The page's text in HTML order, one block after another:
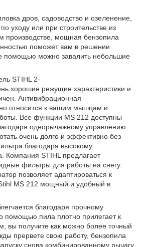
дров, садоводство и озеленение,
уходу или при строительстве из
производстве, мощная бензопила
поможет вам в решении
помощью можно завалить небольшие
STIHL 2-
хорошие режущие характеристики и
Антивибрационная
относится к вашим мышцам и
Все функции MS 212 доступны
однорычажному управлению.
очень долго и эффективно без
благодаря высокому
Компания STIHL предлагает
фильтры для работы на снегу.
позволяет адаптироваться к
MS 212 мощный и удобный в
благодаря прочному
помощью пила плотно прилегает к
вы получите как можно более точный
прервете свою работу, бензопила
снова комбинированному рычагу